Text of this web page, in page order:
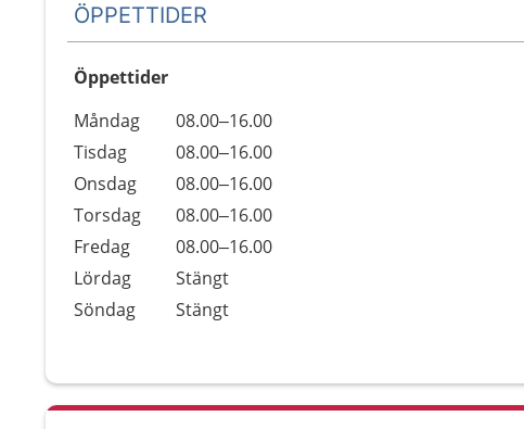
ÖPPETTIDER
Öppettider
Dag
Öppettider
Kommentarer
Måndag
08.00–16.00
Tisdag
08.00–16.00
Onsdag
08.00–16.00
Torsdag
08.00–16.00
Fredag
08.00–16.00
Lördag
Stängt
Söndag
Stängt